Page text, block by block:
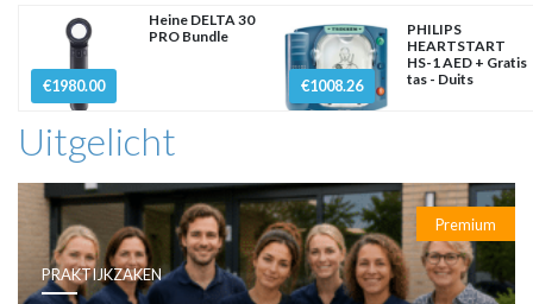
€1980.00
Heine DELTA 30
PRO Bundle
€1008.26
PHILIPS
HEARTSTART
HS-1 AED + Gratis
tas - Duits
Uitgelicht
Premium
PRAKTIJKZAKEN